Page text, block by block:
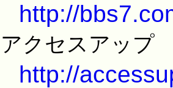
http://
アクセスアップ
http://